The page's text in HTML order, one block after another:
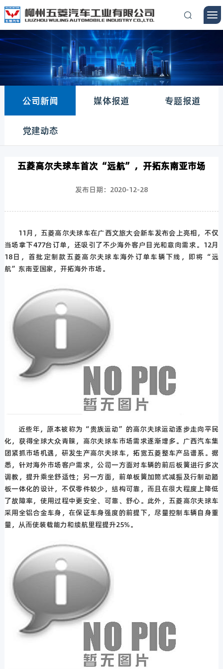
公司新闻 媒体报道 专题报道
党建动态
五菱高尔夫球车首次“远航”，开拓东南亚市场
发布日期：2020-12-28
11月，五菱高尔夫球车在广西文旅大会新车发布会上亮相，不仅
当场拿下477台订单，还吸引了不少海外客户目光和意向需求。12月
18日，首批定制款五菱高尔夫球车海外订单车辆下线，即将“远
航”东南亚国家，开拓海外市场。
近些年，原本被称为“贵族运动”的高尔夫球运动逐步走向平民
化，获得全球大众青睐，高尔夫球车市场需求逐渐增多。广西汽车集
团紧抓市场机遇，研发生产高尔夫球车，拓宽五菱整车产品谱系。据
悉，针对海外市场客户需求，公司一方面对车辆的前后板簧进行多次
调教，提升乘坐舒适性；另一方面，前单板簧加筒式减振及行制动踏
板一体化的设计，不仅零件较少，结构可靠，而且在很大程度上降低
了故障率，使用过程中更安全、可靠、舒心。此外，五菱高尔夫球车
采用全铝合金车身，在保证车身强度的前提下，尽量控制车辆自身重
量，从而使装载能力和续航里程提升25%。